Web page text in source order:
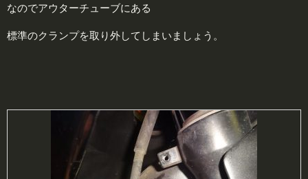
なのでアウターチューブにある
標準のクランプを取り外してしまいましょう。